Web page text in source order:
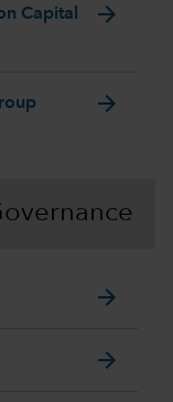
Capital
arrow_forward
arrow_forward
arrow_forward
arrow_forward